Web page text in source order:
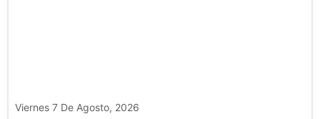
Viernes 7 De Agosto, 2026